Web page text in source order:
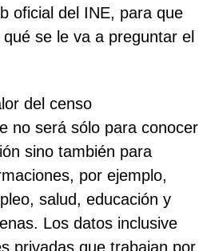
oficial del INE, para que
se le va a preguntar el
del censo
no será sólo para conocer
sino también para
por ejemplo,
salud, educación y
Los datos inclusive
privadas que trabajan por